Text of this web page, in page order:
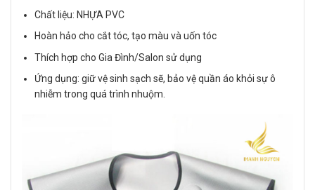
Chất liệu: NHỰA PVC
Hoàn hảo cho cắt tóc, tạo màu và uốn tóc
Thích hợp cho Gia Đình/Salon sử dụng
Ứng dụng: giữ vệ sinh sạch sẽ, bảo vệ quần áo khỏi sự ô
nhiễm trong quá trình nhuộm.